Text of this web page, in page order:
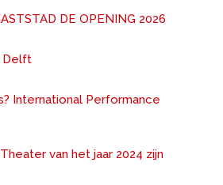
DE OPENING 2026
Delft
International Performance
van het jaar 2024 zijn